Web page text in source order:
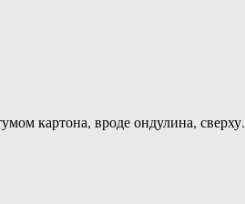
картона, вроде ондулина, сверху.